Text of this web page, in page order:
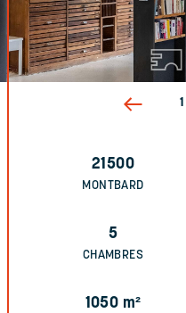
1
21500
MONTBARD
5
CHAMBRES
1050 m²